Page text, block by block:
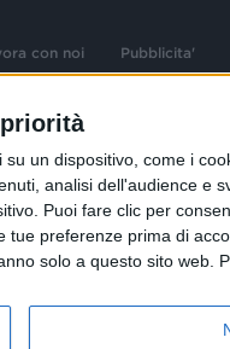
un dispositivo, come i
analisi dell'audience e
Puoi fare clic per
preferenze prima di
solo a questo sito
con noi Pubblicita'
d'autore e dei diritti
- C.F. e n° iscrizione
n°286 - 3 Aprile